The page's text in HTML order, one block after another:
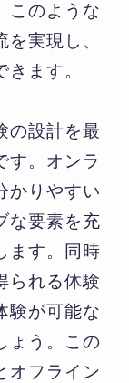
このような
実現し、
ます。
の設計を最
す。オンラ
かりやすい
な要素を充
ます。同時
られる体験
験が可能な
ょう。この
オフライン